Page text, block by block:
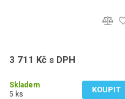
3 711 Kč s DPH
Skladem
5 ks
KOUPIT